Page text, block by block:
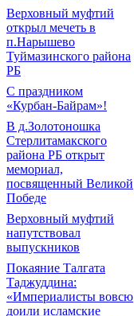
Верховный муфтий
открыл мечеть в
п.Нарышево
Туймазинского района
РБ
С праздником
«Курбан-Байрам»!
В д.Золотоношка
Стерлитамакского
района РБ открыт
мемориал,
посвященный Великой
Победе
Верховный муфтий
напутствовал
выпускников
Покаяние Талгата
Таджуддина:
«Империалисты вовсю
доили исламские